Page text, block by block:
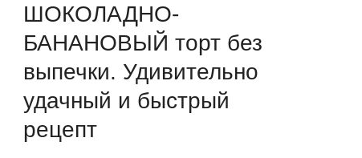
ШОКОЛАДНО-
БАНАНОВЫЙ торт без
выпечки. Удивительно
удачный и быстрый
рецепт